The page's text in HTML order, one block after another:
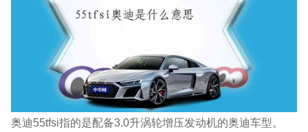
奥迪55tfsi指的是配备3.0升涡轮增压发动机的奥迪车型。